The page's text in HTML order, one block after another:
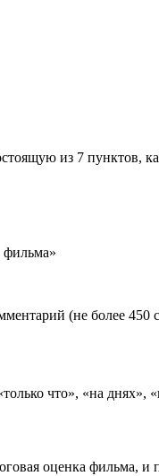
из 7 пунктов,
(не более
что», «на днях»,
оценка фильма,